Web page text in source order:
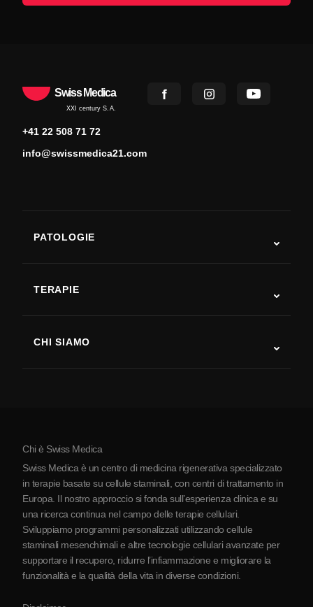
Swiss Medica
XXI century S.A.
+41 22 508 71 72
info@swissmedica21.com
PATOLOGIE
Malattia di Parkinson
Artrite
TERAPIE
CHI SIAMO
La Serbia
Partnership
Chi è Swiss Medica
Swiss Medica è un centro di medicina rigenerativa specializzato
in terapie basate su cellule staminali, con centri di trattamento in
Europa. Il nostro approccio si fonda sull’esperienza clinica e su
una ricerca continua nel campo delle terapie cellulari.
Sviluppiamo programmi personalizzati utilizzando cellule
staminali mesenchimali e altre tecnologie cellulari avanzate per
supportare il recupero, ridurre l’infiammazione e migliorare la
funzionalità e la qualità della vita in diverse condizioni.